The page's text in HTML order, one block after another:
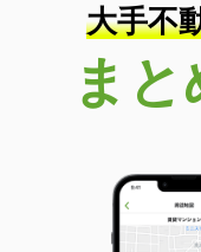
大手不
まと